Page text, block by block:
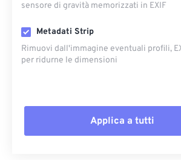
sensore di gravità memorizzati in EXIF
Metadati Strip
Rimuovi dall'immagine eventuali profili,
per ridurne le dimensioni
Applica a tutti